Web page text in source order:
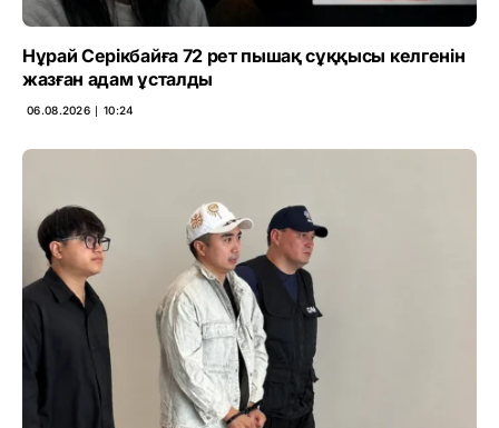
Нұрай Серікбайға 72 рет пышақ сұққысы келгенін
жазған адам ұсталды
06.08.2026 ∣ 10:24